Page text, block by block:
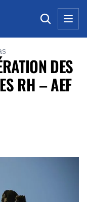
DES
RH – AEF
fenêtre)
fenêtre)